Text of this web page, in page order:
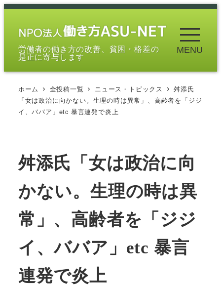
メ
労働者の働き方の改善、貧困・格差の
是正に寄与します
MENU
ホーム 全投稿一覧 ニュース・トピックス
舛添氏
「女は政治に向かない。生理の時は異常」、高齢者を「ジジ
イ、ババア」etc 暴言連発で炎上
舛添氏「女は政治に向
かない。生理の時は異
常」、高齢者を「ジジ
イ、ババア」etc 暴言
連発で炎上